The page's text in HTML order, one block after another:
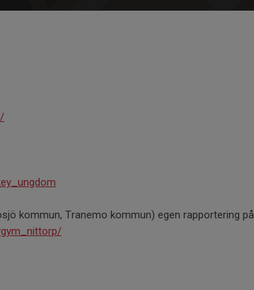
kommun, Tranemo kommun) egen rapportering på